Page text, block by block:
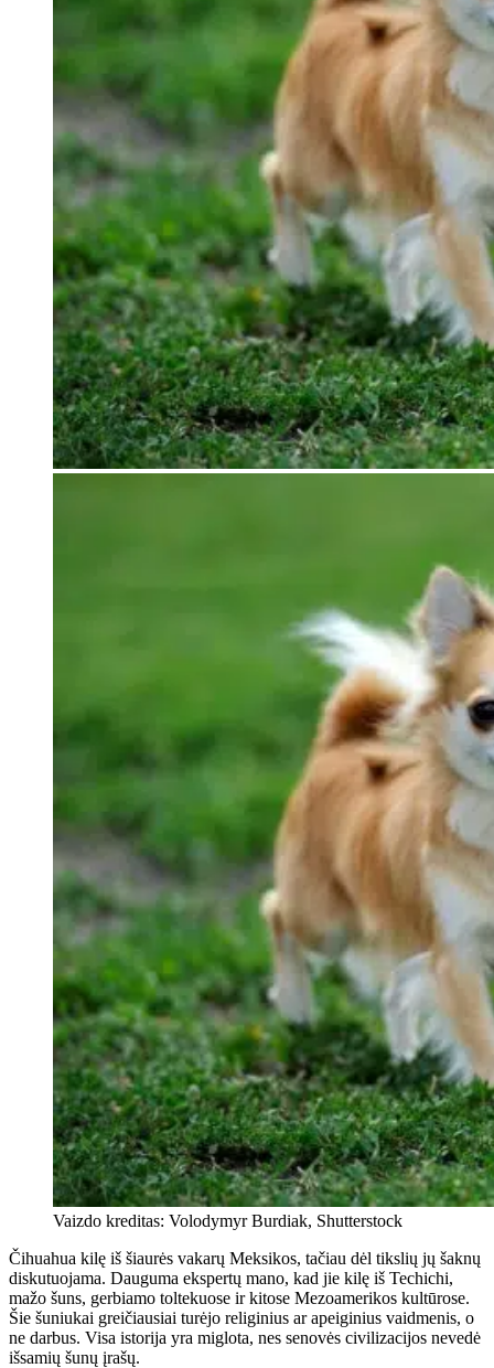
Vaizdo kreditas: Volodymyr Burdiak, Shutterstock
Čihuahua kilę iš šiaurės vakarų Meksikos, tačiau dėl tikslių jų šaknų
diskutuojama. Dauguma ekspertų mano, kad jie kilę iš Techichi,
mažo šuns, gerbiamo toltekuose ir kitose Mezoamerikos kultūrose.
Šie šuniukai greičiausiai turėjo religinius ar apeiginius vaidmenis, o
ne darbus. Visa istorija yra miglota, nes senovės civilizacijos nevedė
išsamių šunų įrašų.